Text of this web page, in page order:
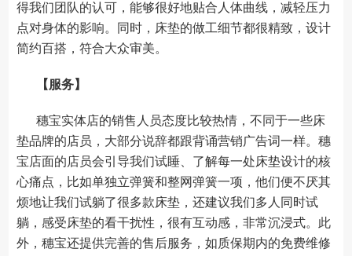
得我们团队的认可，能够很好地贴合人体曲线，减轻压力
点对身体的影响。同时，床垫的做工细节都很精致，设计
简约百搭，符合大众审美。
【服务】
穗宝实体店的销售人员态度比较热情，不同于一些床
垫品牌的店员，大部分说辞都跟背诵营销广告词一样。穗
宝店面的店员会引导我们试睡、了解每一处床垫设计的核
心痛点，比如单独立弹簧和整网弹簧一项，他们便不厌其
烦地让我们试躺了很多款床垫，还建议我们多人同时试
躺，感受床垫的看干扰性，很有互动感，非常沉浸式。此
外，穗宝还提供完善的售后服务，如质保期内的免费维修